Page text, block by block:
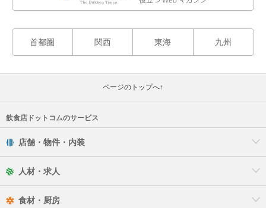
首都圏 関西 東海 九州
ページのトップへ↑
飲食店ドットコムのサービス
店舗・物件・内装
人材・求人
食材・厨房